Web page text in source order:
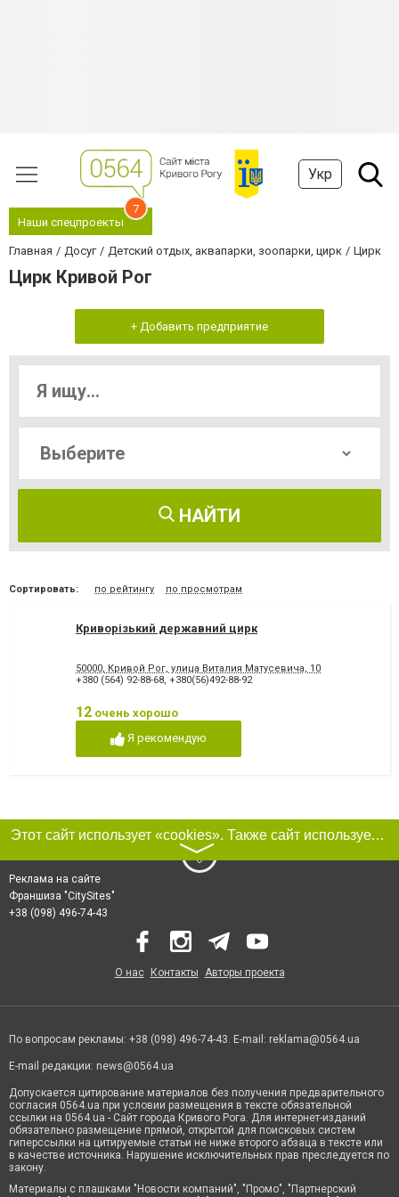
Укр
Наши спецпроекты
7
Главная Досуг Детский отдых, аквапарки, зоопарки, цирк Цирк
Цирк Кривой Рог
+ Добавить предприятие
НАЙТИ
Сортировать: по рейтингу по просмотрам
Криворізький державний цирк
50000, Кривой Рог, улица Виталия Матусевича, 10
+380 (564) 92-88-68, +380(56)492-88-92
12 очень хорошо
Я рекомендую
Этот сайт использует «cookies». Также сайт использует интернет-сервис для сбора технических данных касательно посетителей с целью получения маркетинговой и статистической информации. Условия обработки данных посетителей сайта см.
〉
Реклама на сайте
Франшиза "CitySites"
+38 (098) 496-74-43
О нас Контакты Авторы проекта
По вопросам рекламы: +38 (098) 496-74-43. E-mail: reklama@0564.ua
E-mail редакции: news@0564.ua
Допускается цитирование материалов без получения предварительного
согласия 0564.ua при условии размещения в тексте обязательной
ссылки на 0564.ua - Сайт города Кривого Рога. Для интернет-изданий
обязательно размещение прямой, открытой для поисковых систем
гиперссылки на цитируемые статьи не ниже второго абзаца в тексте или
в качестве источника. Нарушение исключительных прав преследуется по
закону.
Материалы с плашками "Новости компаний", "Промо", "Партнерский